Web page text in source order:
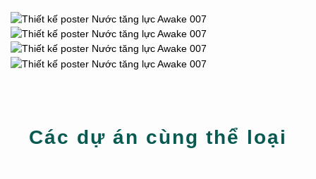
Các dự án cùng thể loại